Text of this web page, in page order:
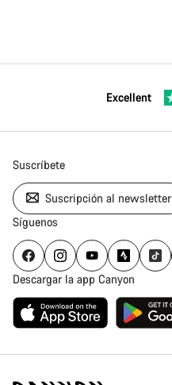
Excellent
Suscríbete
Suscripción al newsletter
Síguenos
Descargar la app Canyon